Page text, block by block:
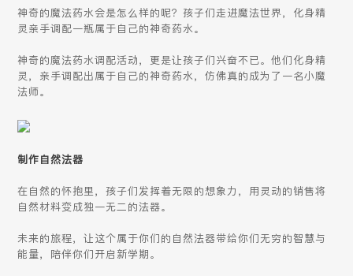
神奇的魔法药水会是怎么样的呢？孩子们走进魔法世界，化身精
灵亲手调配一瓶属于自己的神奇药水。
神奇的魔法药水调配活动，更是让孩子们兴奋不已。他们化身精
灵，亲手调配出属于自己的神奇药水，仿佛真的成为了一名小魔
法师。
制作自然法器
在自然的怀抱里，孩子们发挥着无限的想象力，用灵动的销售将
自然材料变成独一无二的法器。
未来的旅程，让这个属于你们的自然法器带给你们无穷的智慧与
能量，陪伴你们开启新学期。